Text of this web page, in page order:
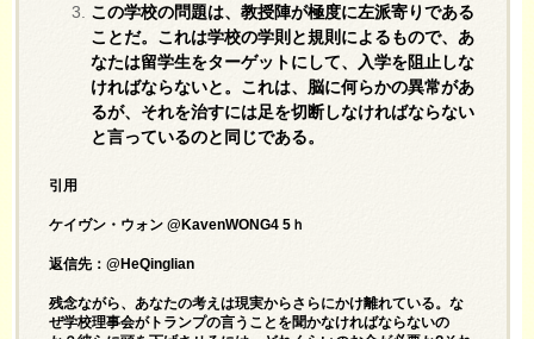
この学校の問題は、教授陣が極度に左派寄りである
ことだ。これは学校の学則と規則によるもので、あ
なたは留学生をターゲットにして、入学を阻止しな
ければならないと。これは、脳に何らかの異常があ
るが、それを治すには足を切断しなければならない
と言っているのと同じである。
引用
ケイヴン・ウォン @KavenWONG4 5ｈ
返信先：@HeQinglian
残念ながら、あなたの考えは現実からさらにかけ離れている。な
ぜ学校理事会がトランプの言うことを聞かなければならないの